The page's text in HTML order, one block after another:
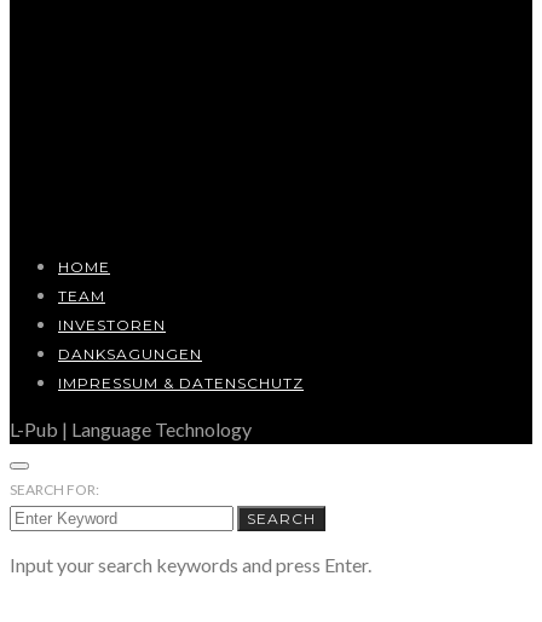
HOME
TEAM
INVESTOREN
DANKSAGUNGEN
IMPRESSUM & DATENSCHUTZ
L-Pub | Language Technology
SEARCH FOR:
SEARCH
Input your search keywords and press Enter.